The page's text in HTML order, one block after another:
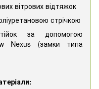
вітрових відтяжок
стрічкою
за допомогою
Nexus (замки типа